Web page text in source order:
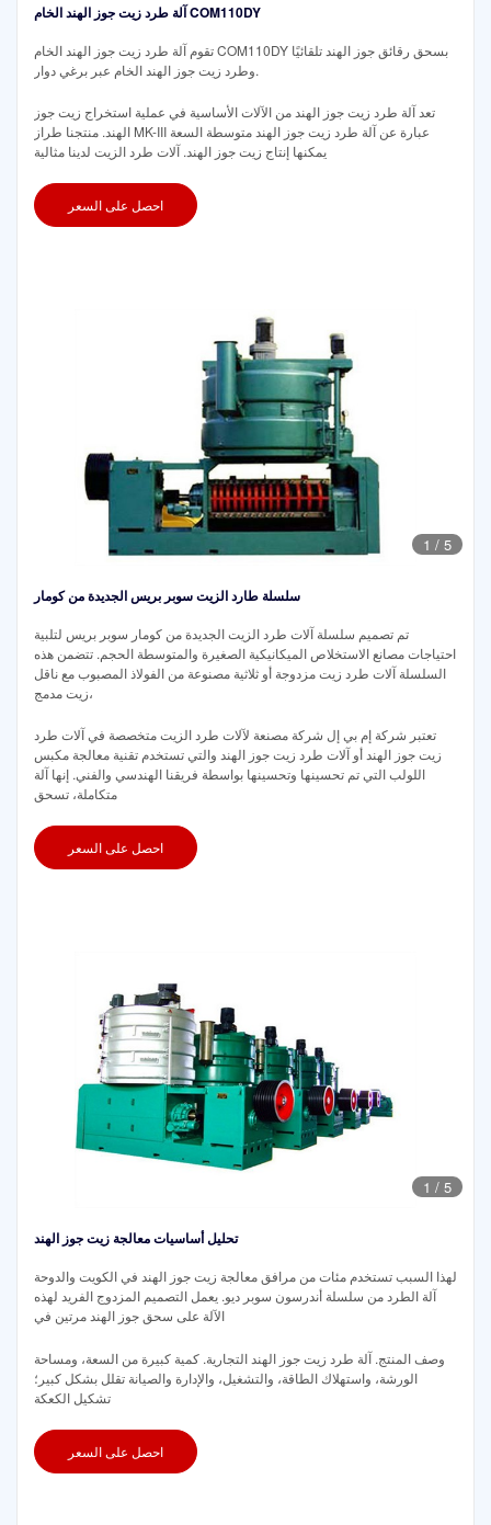
آلة طرد زيت جوز الهند الخام COM110DY
تقوم آلة طرد زيت جوز الهند الخام COM110DY بسحق رقائق جوز الهند تلقائيًا
وطرد زيت جوز الهند الخام عبر برغي دوار.
تعد آلة طرد زيت جوز الهند من الآلات الأساسية في عملية استخراج زيت جوز
الهند. منتجنا طراز MK-III عبارة عن آلة طرد زيت جوز الهند متوسطة السعة
يمكنها إنتاج زيت جوز الهند. آلات طرد الزيت لدينا مثالية
احصل على السعر
1 / 5
سلسلة طارد الزيت سوبر بريس الجديدة من كومار
تم تصميم سلسلة آلات طرد الزيت الجديدة من كومار سوبر بريس لتلبية
احتياجات مصانع الاستخلاص الميكانيكية الصغيرة والمتوسطة الحجم. تتضمن هذه
السلسلة آلات طرد زيت مزدوجة أو ثلاثية مصنوعة من الفولاذ المصبوب مع ناقل
زيت مدمج،
تعتبر شركة إم بي إل شركة مصنعة لآلات طرد الزيت متخصصة في آلات طرد
زيت جوز الهند أو آلات طرد زيت جوز الهند والتي تستخدم تقنية معالجة مكبس
اللولب التي تم تحسينها وتحسينها بواسطة فريقنا الهندسي والفني. إنها آلة
متكاملة، تسحق
احصل على السعر
1 / 5
تحليل أساسيات معالجة زيت جوز الهند
لهذا السبب تستخدم مئات من مرافق معالجة زيت جوز الهند في الكويت والدوحة
آلة الطرد من سلسلة أندرسون سوبر ديو. يعمل التصميم المزدوج الفريد لهذه
الآلة على سحق جوز الهند مرتين في
وصف المنتج. آلة طرد زيت جوز الهند التجارية. كمية كبيرة من السعة، ومساحة
الورشة، واستهلاك الطاقة، والتشغيل، والإدارة والصيانة تقلل بشكل كبير؛
تشكيل الكعكة
احصل على السعر